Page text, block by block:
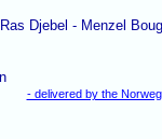
Djebel - Menzel
- delivered by the